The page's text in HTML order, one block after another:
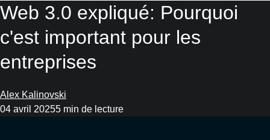
Web 3.0 expliqué: Pourquoi
c'est important pour les
entreprises
Alex Kalinovski
04 avril 20255 min de lecture